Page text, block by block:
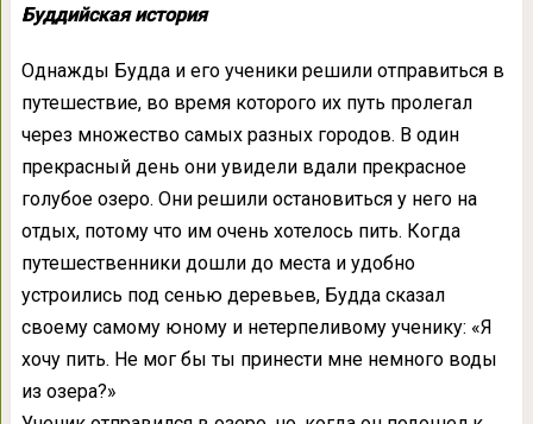
Буддийская история
Однажды Будда и его ученики решили отправиться в
путешествие, во время которого их путь пролегал
через множество самых разных городов. В один
прекрасный день они увидели вдали прекрасное
голубое озеро. Они решили остановиться у него на
отдых, потому что им очень хотелось пить. Когда
путешественники дошли до места и удобно
устроились под сенью деревьев, Будда сказал
своему самому юному и нетерпеливому ученику: «Я
хочу пить. Не мог бы ты принести мне немного воды
из озера?»